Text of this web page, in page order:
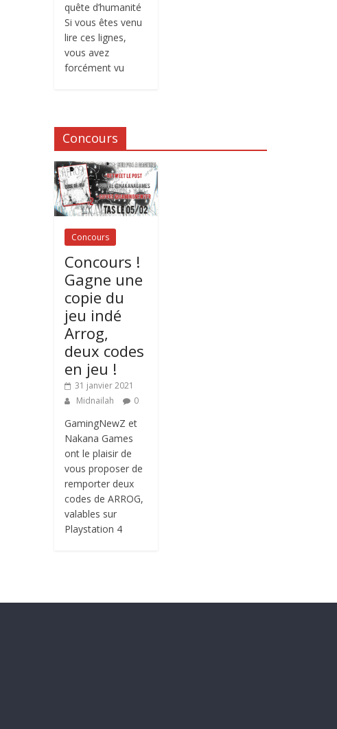
quête d’humanité
Si vous êtes venu
lire ces lignes,
vous avez
forcément vu
Concours
Concours
Concours !
Gagne une
copie du
jeu indé
Arrog,
deux codes
en jeu !
31 janvier 2021
Midnailah
0
GamingNewZ et
Nakana Games
ont le plaisir de
vous proposer de
remporter deux
codes de ARROG,
valables sur
Playstation 4